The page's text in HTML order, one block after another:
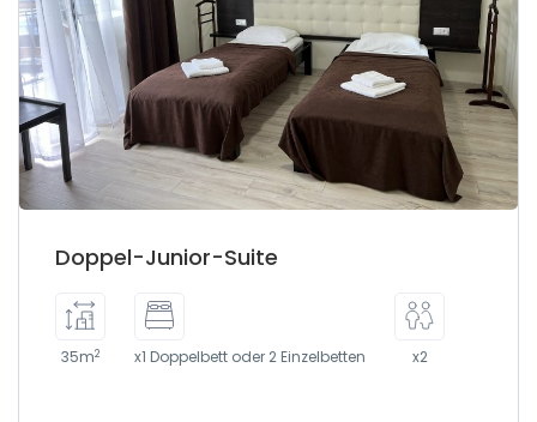
Doppel-Junior-Suite
35m2 x1 Doppelbett oder 2 Einzelbetten x2